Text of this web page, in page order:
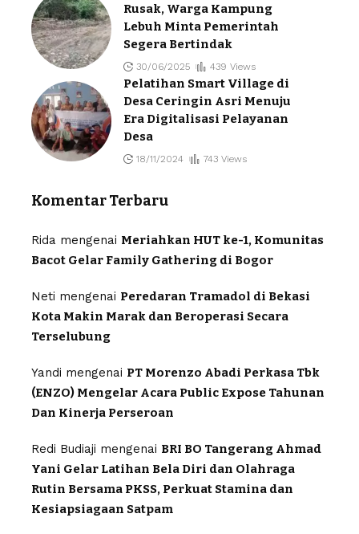
Rusak, Warga Kampung
Lebuh Minta Pemerintah
Segera Bertindak
30/06/2025 439 Views
Pelatihan Smart Village di
Desa Ceringin Asri Menuju
Era Digitalisasi Pelayanan
Desa
18/11/2024 743 Views
Komentar Terbaru
Rida mengenai Meriahkan HUT ke-1, Komunitas
Bacot Gelar Family Gathering di Bogor
Neti mengenai Peredaran Tramadol di Bekasi
Kota Makin Marak dan Beroperasi Secara
Terselubung
Yandi mengenai PT Morenzo Abadi Perkasa Tbk
(ENZO) Mengelar Acara Public Expose Tahunan
Dan Kinerja Perseroan
Redi Budiaji mengenai BRI BO Tangerang Ahmad
Yani Gelar Latihan Bela Diri dan Olahraga
Rutin Bersama PKSS, Perkuat Stamina dan
Kesiapsiagaan Satpam